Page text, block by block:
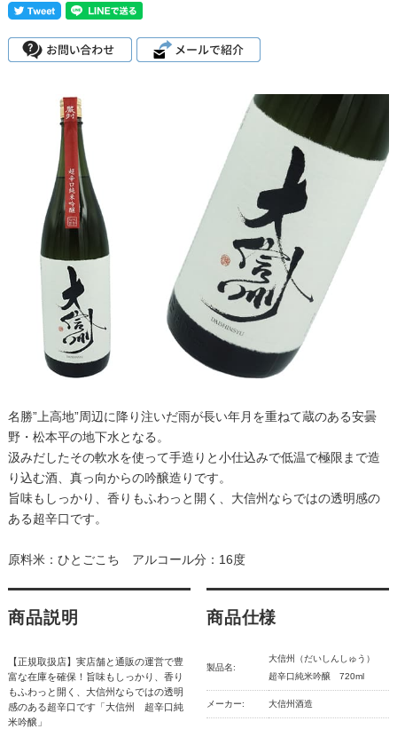
名勝”上高地”周辺に降り注いだ雨が長い年月を重ねて蔵のある安曇
野・松本平の地下水となる。
汲みだしたその軟水を使って手造りと小仕込みで低温で極限まで造
り込む酒、真っ向からの吟醸造りです。
旨味もしっかり、香りもふわっと開く、大信州ならではの透明感の
ある超辛口です。
原料米：ひとごこち アルコール分：16度
商品説明
【正規取扱店】実店舗と通販の運営で豊
富な在庫を確保！旨味もしっかり、香り
もふわっと開く、大信州ならではの透明
感のある超辛口です「大信州 超辛口純
米吟醸」
商品仕様
製品名:
大信州（だいしんしゅう）
超辛口純米吟醸 720ml
メーカー: 大信州酒造